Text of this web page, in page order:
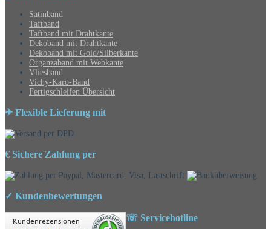
Satinband
Taftband
Taftband mit Drahtkante
Dekoband mit Drahtkante
Dekoband mit Gold/Silberkante
Organzaband mit Webkante
Vliesband
Vichy-Karo-Band
Fertigschleifen Übersicht
✈ Flexible Lieferung mit
€ Sichere Zahlung per
✓ Kundenbewertungen
Kundenrezensionen
☏ Servicehotline